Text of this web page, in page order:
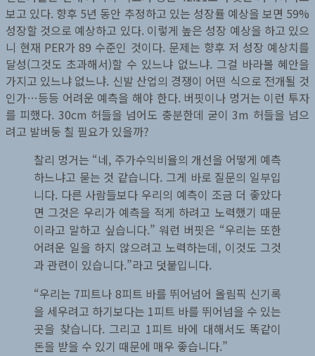
보고 있다. 향후 5년 동안 추정하고 있는 성장률 예상을 보면 59%
성장할 것으로 예상하고 있다. 이렇게 높은 성장 예상을 하고 있으
니 현재 PER가 89 수준인 것이다. 문제는 향후 저 성장 예상치를
달성(그것도 초과해서)할 수 있느냐 없느냐. 그걸 바라볼 혜안을
가지고 있느냐 없느냐. 신발 산업의 경쟁이 어떤 식으로 전개될 것
인가…등등 어려운 예측을 해야 한다. 버핏이나 멍거는 이런 투자
를 피했다. 30cm 허들을 넘어도 충분한데 굳이 3m 허들을 넘으
려고 발버둥 칠 필요가 있을까?
찰리 멍거는 “네, 주가수익비율의 개선을 어떻게 예측
하느냐고 묻는 것 같습니다. 그게 바로 질문의 일부입
니다. 다른 사람들보다 우리의 예측이 조금 더 좋았다
면 그것은 우리가 예측을 적게 하려고 노력했기 때문
이라고 말하고 싶습니다.” 워런 버핏은 “우리는 또한
어려운 일을 하지 않으려고 노력하는데, 이것도 그것
과 관련이 있습니다.”라고 덧붙입니다.
“우리는 7피트나 8피트 바를 뛰어넘어 올림픽 신기록
을 세우려고 하기보다는 1피트 바를 뛰어넘을 수 있는
곳을 찾습니다. 그리고 1피트 바에 대해서도 똑같이
돈을 받을 수 있기 때문에 매우 좋습니다.”